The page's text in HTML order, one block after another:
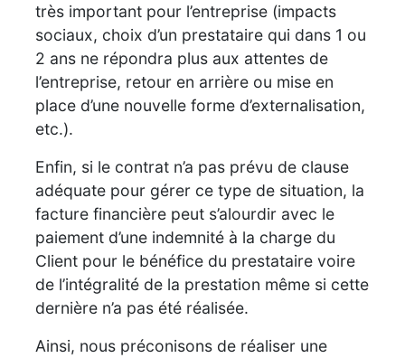
très important pour l’entreprise (impacts
sociaux, choix d’un prestataire qui dans 1 ou
2 ans ne répondra plus aux attentes de
l’entreprise, retour en arrière ou mise en
place d’une nouvelle forme d’externalisation,
etc.).
Enfin, si le contrat n’a pas prévu de clause
adéquate pour gérer ce type de situation, la
facture financière peut s’alourdir avec le
paiement d’une indemnité à la charge du
Client pour le bénéfice du prestataire voire
de l’intégralité de la prestation même si cette
dernière n’a pas été réalisée.
Ainsi, nous préconisons de réaliser une